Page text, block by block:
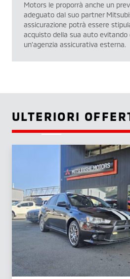
Motors le proporrà anche un
adeguato dal suo partner
assicurazione potrà essere
acquisto della sua auto evitando
un’agenzia assicurativa esterna.
ULTERIORI